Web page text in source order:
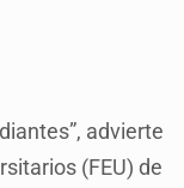
advierte
(FEU) de